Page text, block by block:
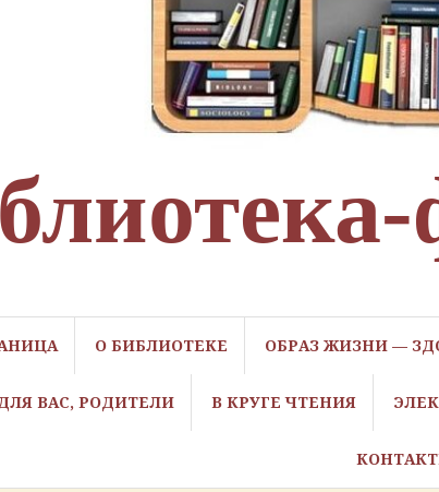
О БИБЛИОТЕКЕ ОБРАЗ ЖИЗНИ —
ВАС, РОДИТЕЛИ В КРУГЕ ЧТЕНИЯ